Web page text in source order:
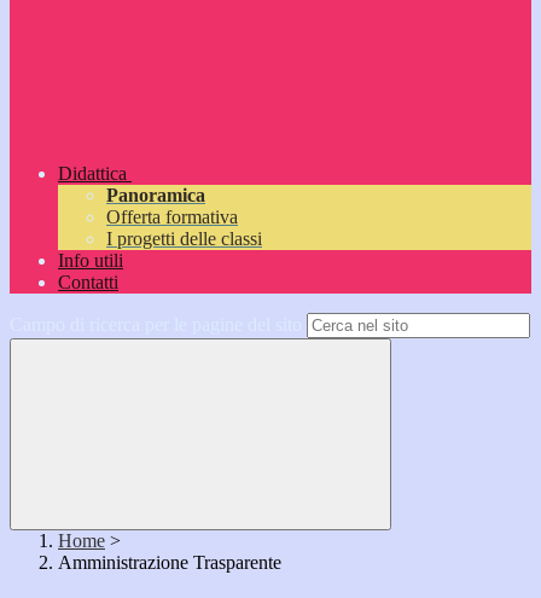
Didattica
Panoramica
Offerta formativa
I progetti delle classi
Info utili
Contatti
Home >
Amministrazione Trasparente